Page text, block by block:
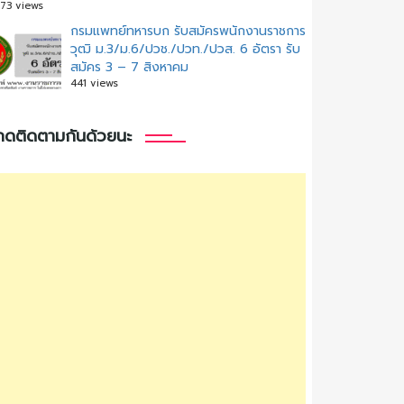
views
กรมแพทย์ทหารบก รับสมัครพนักงานราชการ
วุฒิ ม.3/ม.6/ปวช./ปวท./ปวส. 6 อัตรา รับ
สมัคร 3 – 7 สิงหาคม
441 views
ติดตามกันด้วยนะ